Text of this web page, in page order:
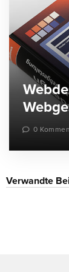
0
Verwandte